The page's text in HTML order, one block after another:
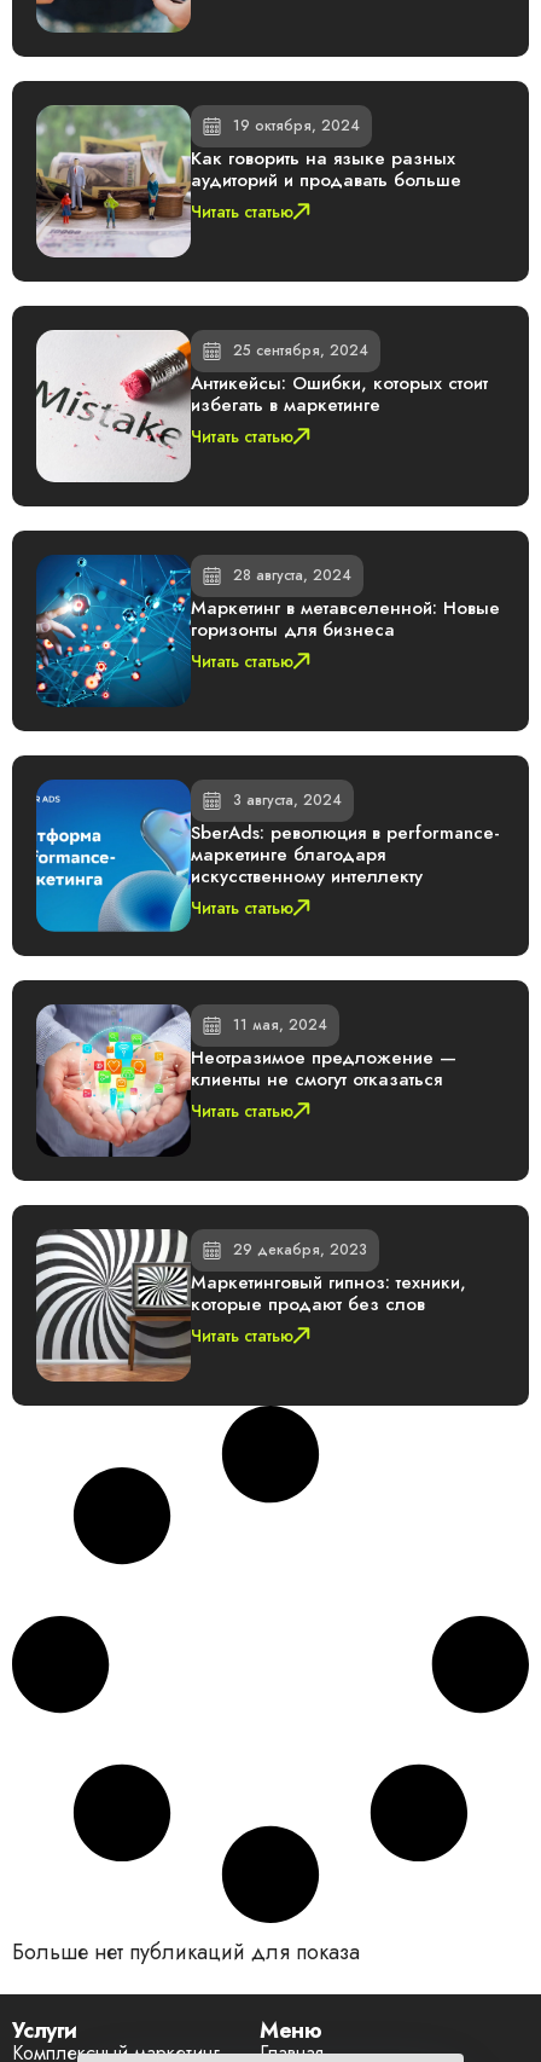
19 октября, 2024
Как говорить на языке разных
аудиторий и продавать больше
Читать статью
25 сентября, 2024
Антикейсы: Ошибки, которых стоит
избегать в маркетинге
Читать статью
28 августа, 2024
Маркетинг в метавселенной: Новые
горизонты для бизнеса
Читать статью
3 августа, 2024
SberAds: революция в performance-
маркетинге благодаря
искусственному интеллекту
Читать статью
11 мая, 2024
Неотразимое предложение —
клиенты не смогут отказаться
Читать статью
29 декабря, 2023
Маркетинговый гипноз: техники,
которые продают без слов
Читать статью
Больше нет публикаций для показа
Услуги
Комплексный маркетинг
Меню
Главная